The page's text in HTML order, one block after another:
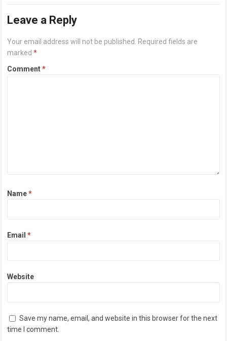
Leave a Reply
Your email address will not be published.
Required fields are
marked*
Comment*
Name*
Email*
Website
Save my name, email, and website in this browser for the next
time I comment.